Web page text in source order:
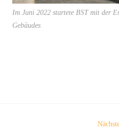
Im Juni 2022 startete BST mit der
Gebäudes